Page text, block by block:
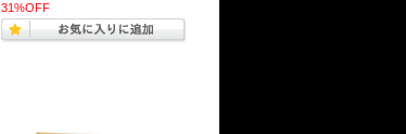
31%OFF